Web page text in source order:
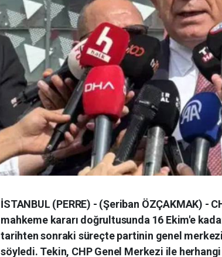
İSTANBUL (PERRE) - (Şeriban ÖZÇAKMAK) -
mahkeme kararı doğrultusunda 16 Ekim'e
tarihten sonraki süreçte partinin genel
söyledi. Tekin, CHP Genel Merkezi ile